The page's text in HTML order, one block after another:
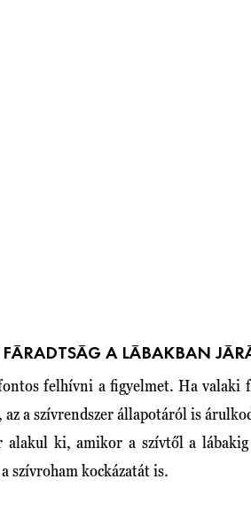
A LÁBAKBAN
felhívni a figyelmet. Ha valaki
az a szívrendszer állapotáról is
alakul ki, amikor a szívtől a
szívroham kockázatát is.